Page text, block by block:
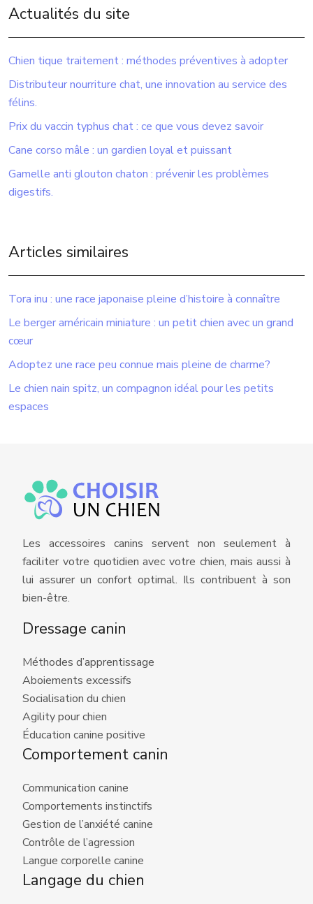
Actualités du site
Chien tique traitement : méthodes préventives à adopter
Distributeur nourriture chat, une innovation au service des
félins.
Prix du vaccin typhus chat : ce que vous devez savoir
Cane corso mâle : un gardien loyal et puissant
Gamelle anti glouton chaton : prévenir les problèmes
digestifs.
Articles similaires
Tora inu : une race japonaise pleine d’histoire à connaître
Le berger américain miniature : un petit chien avec un grand
cœur
Adoptez une race peu connue mais pleine de charme?
Le chien nain spitz, un compagnon idéal pour les petits
espaces
Les accessoires canins servent non seulement à
faciliter votre quotidien avec votre chien, mais aussi à
lui assurer un confort optimal. Ils contribuent à son
bien-être.
Dressage canin
Méthodes d’apprentissage
Aboiements excessifs
Socialisation du chien
Agility pour chien
Éducation canine positive
Comportement canin
Communication canine
Comportements instinctifs
Gestion de l’anxiété canine
Contrôle de l’agression
Langue corporelle canine
Langage du chien